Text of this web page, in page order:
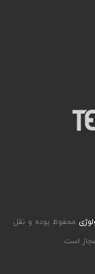
محفوظ بوده و نقل
است.